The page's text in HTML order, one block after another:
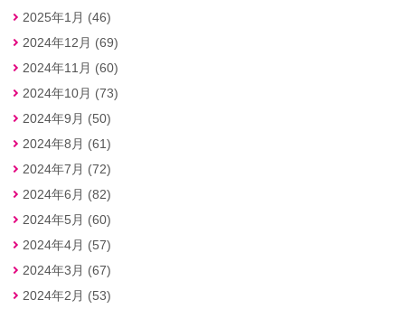
2025年1月 (46)
2024年12月 (69)
2024年11月 (60)
2024年10月 (73)
2024年9月 (50)
2024年8月 (61)
2024年7月 (72)
2024年6月 (82)
2024年5月 (60)
2024年4月 (57)
2024年3月 (67)
2024年2月 (53)